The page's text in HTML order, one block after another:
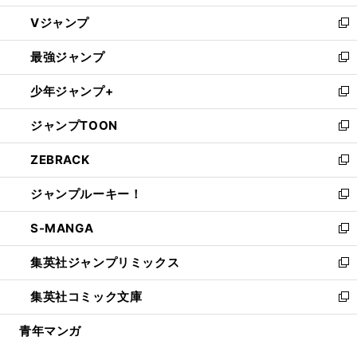
ウ
ィ
ン
ド
ウ
で
開
く
し
い
ウ
ィ
ン
ド
ウ
で
開
く
Vジャンプ
新
し
い
ウ
ィ
ン
ド
ウ
で
開
く
最強ジャンプ
新
し
い
ウ
ィ
ン
ド
ウ
で
開
く
少年ジャンプ+
新
し
い
ウ
ィ
ン
ド
ウ
で
開
く
ジャンプTOON
新
し
い
ウ
ィ
ン
ド
ウ
で
開
く
ZEBRACK
新
し
い
ウ
ィ
ン
ド
ウ
で
開
ジャンプルーキー！
新
し
い
ウ
ィ
ン
ド
ウ
S-MANGA
新
し
い
ウ
ィ
ン
集英社ジャンプリミックス
新
し
い
ウ
集英社コミック文庫
新
し
青年マンガ